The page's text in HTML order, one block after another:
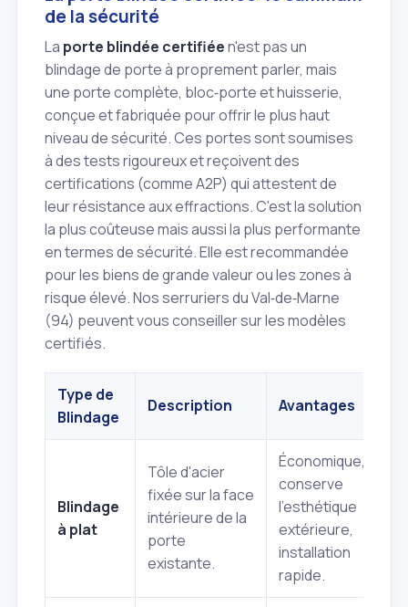
de la sécurité
La porte blindée certifiéen'est pas un
blindage de porte à proprement parler, mais
une porte complète, bloc‑porte et huisserie,
conçue et fabriquée pour offrir le plus haut
niveau de sécurité. Ces portes sont soumises
à des tests rigoureux et reçoivent des
certifications (comme A2P) qui attestent de
leur résistance aux effractions. C'est la solution
la plus coûteuse mais aussi la plus performante
en termes de sécurité. Elle est recommandée
pour les biens de grande valeur ou les zones à
risque élevé. Nos serruriers du Val‑de‑Marne
(94) peuvent vous conseiller sur les modèles
certifiés.
Type de
Blindage
Description Avantages
Blindage
à plat
Tôle d'acier
fixée sur la face
intérieure de la
porte
existante.
Économique,
conserve
l'esthétique
extérieure,
installation
rapide.